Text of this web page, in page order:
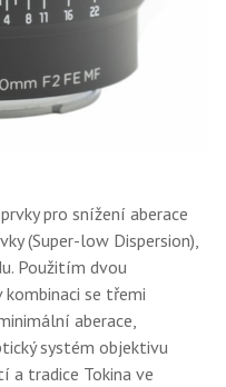
pro snížení aberace
(Super-low Dispersion),
Použitím dvou
kombinaci se třemi
aberace,
systém objektivu
a tradice Tokina ve